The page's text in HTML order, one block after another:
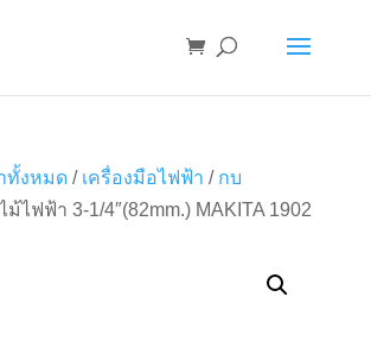
ทั้งหมด/ เครื่องมือไฟฟ้า / กบ
ม้ไฟฟ้า 3-1/4″(82mm.) MAKITA 1902